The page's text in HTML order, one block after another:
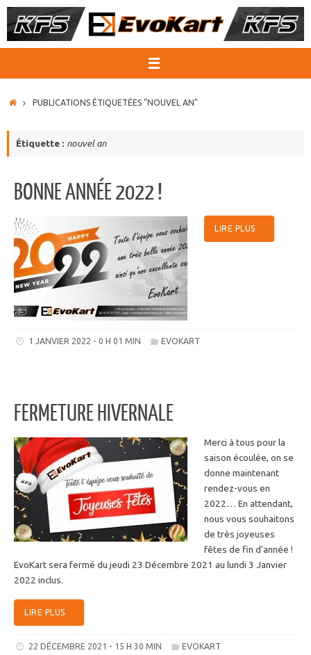
Passer
au
ACCUEIL
PUBLICATIONS ÉTIQUETÉES "NOUVEL AN"
Étiquette : nouvel an
BONNE ANNÉE 2022 !
LIRE PLUS
1 JANVIER 2022 - 0 H 01 MIN EVOKART
FERMETURE HIVERNALE
Merci à tous pour la
saison écoulée, on se
donne maintenant
rendez-vous en
2022… En attendant,
nous vous souhaitons
de très joyeuses
fêtes de fin d’année !
EvoKart sera fermé du jeudi 23 Décembre 2021 au lundi 3 Janvier
2022 inclus.
LIRE PLUS
22 DÉCEMBRE 2021 - 15 H 30 MIN EVOKART